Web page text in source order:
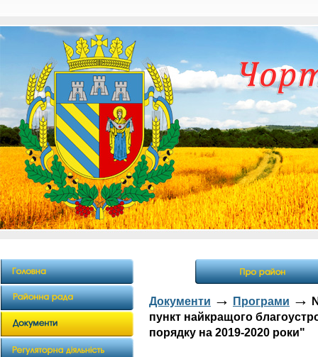
Документи → Програми →
пункт найкращого
порядку на 2019-2020 роки"